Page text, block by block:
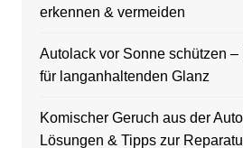
erkennen & vermeiden
Autolack vor Sonne schützen
für langanhaltenden Glanz
Komischer Geruch aus der
Lösungen & Tipps zur